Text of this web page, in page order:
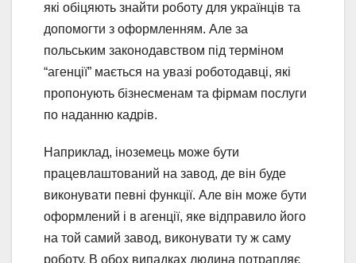
які обіцяють знайти роботу для українців та
допомогти з оформленням. Але за
польським законодавством під терміном
“агенції” мається на увазі роботодавці, які
пропонують бізнесменам та фірмам послуги
по наданню кадрів.
Наприклад, іноземець може бути
працевлаштований на завод, де він буде
виконувати певні функції. Але він може бути
оформлений і в агенції, яке відправило його
на той самий завод, виконувати ту ж саму
роботу. В обох випадках людина потрапляє